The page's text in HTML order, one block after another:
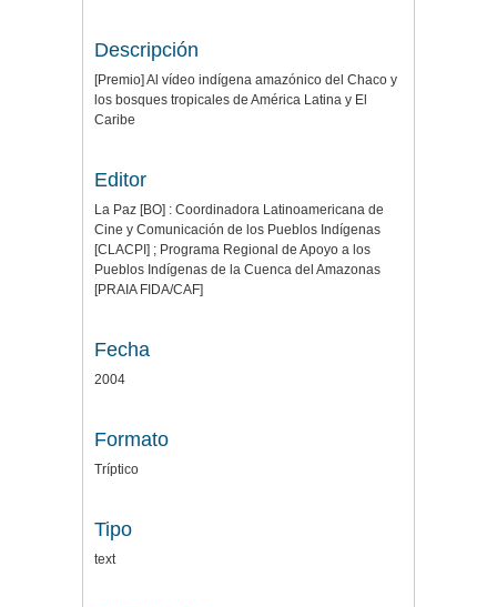
Descripción
[Premio] Al vídeo indígena amazónico del Chaco y
los bosques tropicales de América Latina y El
Caribe
Editor
La Paz [BO] : Coordinadora Latinoamericana de
Cine y Comunicación de los Pueblos Indígenas
[CLACPI] ; Programa Regional de Apoyo a los
Pueblos Indígenas de la Cuenca del Amazonas
[PRAIA FIDA/CAF]
Fecha
2004
Formato
Tríptico
Tipo
text